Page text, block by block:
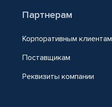
Партнерам
Корпоративным клиентам
Поставщикам
Реквизиты компании